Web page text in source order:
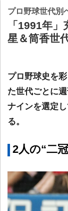
プロ野球世代別
「1991年
星＆筒香世
プロ野球史を
た世代ごとに
ナインを選定
る。
2人の“二